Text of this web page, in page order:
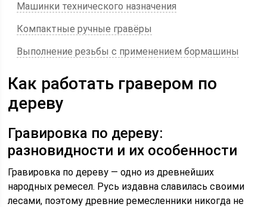
Машинки технического назначения
Компактные ручные гравёры
Выполнение резьбы с применением бормашины
Как работать гравером по
дереву
Гравировка по дереву:
разновидности и их особенности
Гравировка по дереву — одно из древнейших
народных ремесел. Русь издавна славилась своими
лесами, поэтому древние ремесленники никогда не